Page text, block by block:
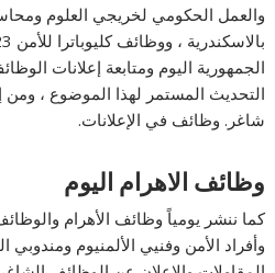
والعمل الحكومي لخريجي العلوم
الجمهورية اليوم ومتابعة إعلانات
التحديث المستمر لهذا الموضوع ، ومن
شاغر. وظائف في الإعلانات.
وظائف الاهرام اليوم
كما ننشر يومياً وظائف الأهرام
وأفراد الأمن وفنيي الألمنيوم